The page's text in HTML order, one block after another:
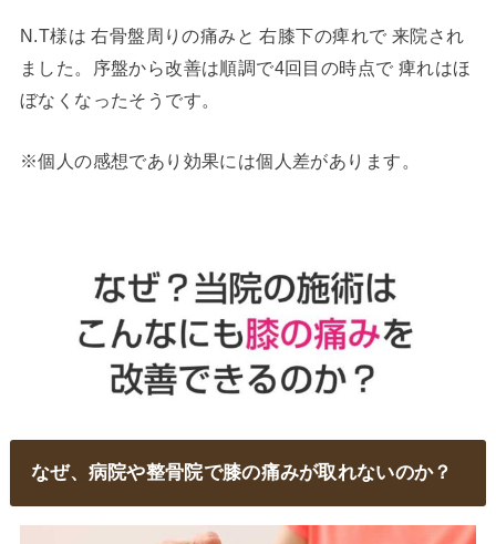
N.T様は 右骨盤周りの痛みと 右膝下の痺れで 来院され
ました。序盤から改善は順調で4回目の時点で 痺れはほ
ぼなくなったそうです。
※個人の感想であり効果には個人差があります。
なぜ、病院や整骨院で膝の痛みが取れないのか？